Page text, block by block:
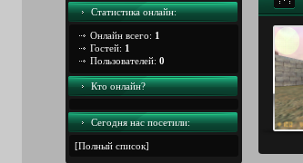
Статистика онлайн:
Онлайн всего: 1
Гостей: 1
Пользователей: 0
Кто онлайн?
Сегодня наc посетили:
[Полный список]